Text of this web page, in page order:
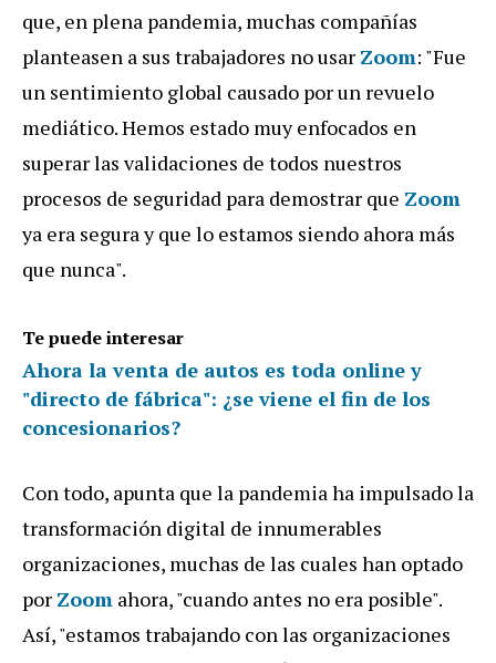
que, en plena pandemia, muchas compañías
planteasen a sus trabajadores no usar Zoom: "Fue
un sentimiento global causado por un revuelo
mediático. Hemos estado muy enfocados en
superar las validaciones de todos nuestros
procesos de seguridad para demostrar que Zoom
ya era segura y que lo estamos siendo ahora más
que nunca".
Te puede interesar
Ahora la venta de autos es toda online y
"directo de fábrica": ¿se viene el fin de los
concesionarios?
Con todo, apunta que la pandemia ha impulsado la
transformación digital de innumerables
organizaciones, muchas de las cuales han optado
por Zoom ahora, "cuando antes no era posible".
Así, "estamos trabajando con las organizaciones